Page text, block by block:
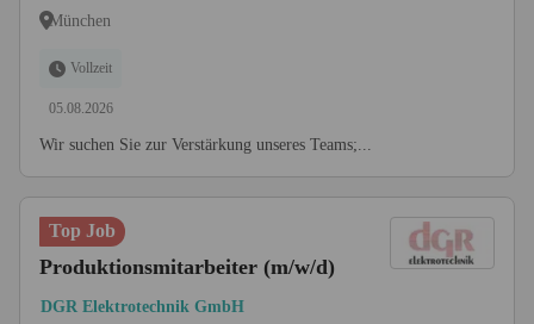
München
Vollzeit
05.08.2026
Wir suchen Sie zur Verstärkung unseres Teams;...
Top Job
Produktionsmitarbeiter (m/w/d)
DGR Elektrotechnik GmbH